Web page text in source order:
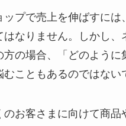
ップで売上を伸ばすには
はなりません。しかし、
方の場合、「どのように
むこともあるのではない
のお客さまに向けて商品